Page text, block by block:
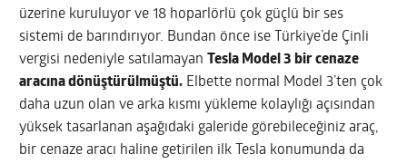
üzerine kuruluyor ve 18 hoparlörlü çok güçlü bir ses
sistemi de barındırıyor. Bundan önce ise Türkiye’de Çinli
vergisi nedeniyle satılamayan
Tesla Model 3 bir cenaze
aracına dönüştürülmüştü. Elbette normal Model 3’ten çok
daha uzun olan ve arka kısmı yükleme kolaylığı açısından
yüksek tasarlanan aşağıdaki galeride görebileceğiniz araç,
bir cenaze aracı haline getirilen ilk Tesla konumunda da